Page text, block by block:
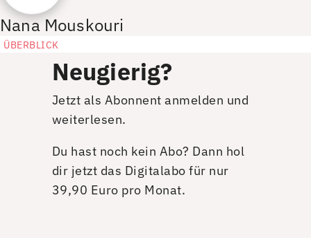
Nana Mouskouri
ÜBERBLICK
Neugierig?
Jetzt als Abonnent anmelden und
weiterlesen.
Du hast noch kein Abo? Dann hol
dir jetzt das Digitalabo für nur
39,90 Euro pro Monat.